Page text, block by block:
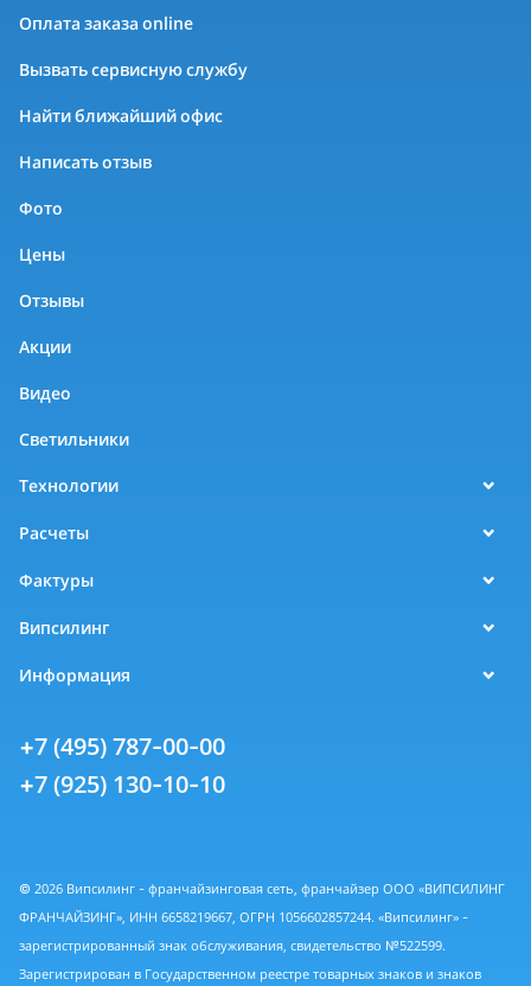
Оплата заказа online
Вызвать сервисную службу
Найти ближайший офис
Написать отзыв
Фото
Цены
Отзывы
Акции
Видео
Светильники
Технологии
Расчеты
Фактуры
Випсилинг
Информация
+7 (495) 787-00-00
+7 (925) 130-10-10
© 2026 Випсилинг - франчайзинговая сеть, франчайзер ООО «ВИПСИЛИНГ
ФРАНЧАЙЗИНГ», ИНН 6658219667, ОГРН 1056602857244. «Випсилинг» -
зарегистрированный знак обслуживания, свидетельство №522599.
Зарегистрирован в Государственном реестре товарных знаков и знаков